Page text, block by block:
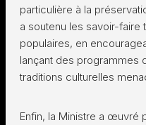
particulière à la
a soutenu les savoir-faire
populaires, en
lançant des programmes
traditions culturelles
Enfin, la Ministre a œuvré